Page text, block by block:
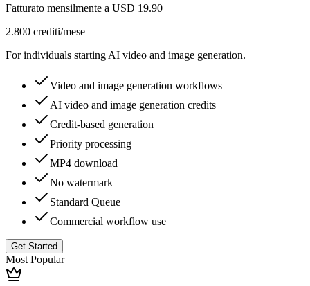
Fatturato mensilmente a USD 19.90
2.800 crediti/mese
For individuals starting AI video and image generation.
Video and image generation workflows
AI video and image generation credits
Credit-based generation
Priority processing
MP4 download
No watermark
Standard Queue
Commercial workflow use
Get Started
Most Popular